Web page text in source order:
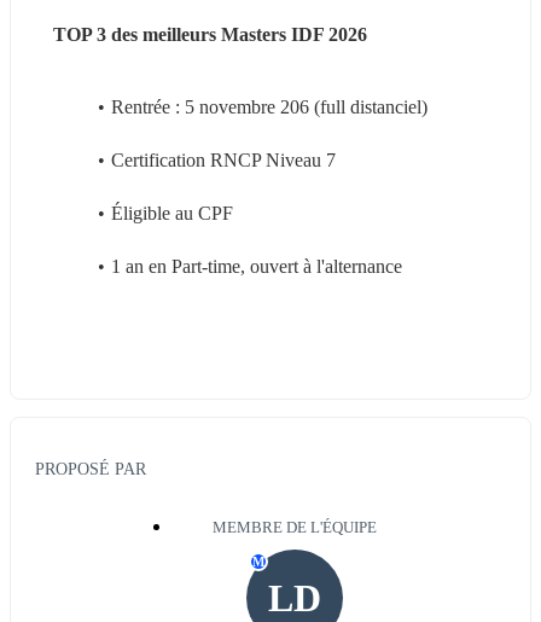
TOP 3 des meilleurs Masters IDF 2026
Rentrée : 5 novembre 206 (full distanciel)
Certification RNCP Niveau 7
Éligible au CPF
1 an en Part-time, ouvert à l'alternance
PROPOSÉ PAR
MEMBRE DE L'ÉQUIPE
LD
M